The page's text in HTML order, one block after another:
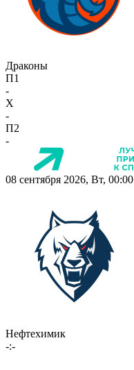
Драконы
П1
-
X
-
П2
-
08 сентября 2026, Вт, 00:00
Нефтехимик
-:-